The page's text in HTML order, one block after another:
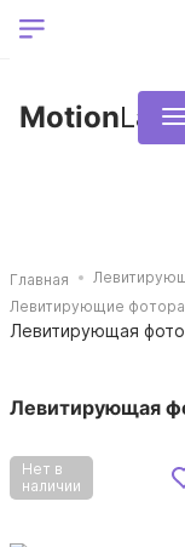
Ваш регион
Motion
Главная
Левитирующие
Левитирующая
Левитирующая
Нет в
наличии